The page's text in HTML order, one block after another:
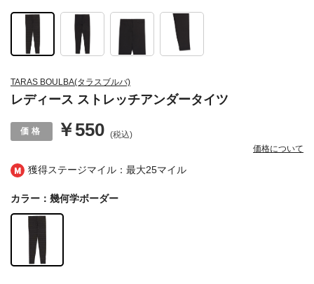
獲得ステージマイル：最大25マイル
TARAS BOULBA(タラスブルバ)
レディース ストレッチアンダータイツ
￥550 (税込)
価格について
カラー：幾何学ボーダー